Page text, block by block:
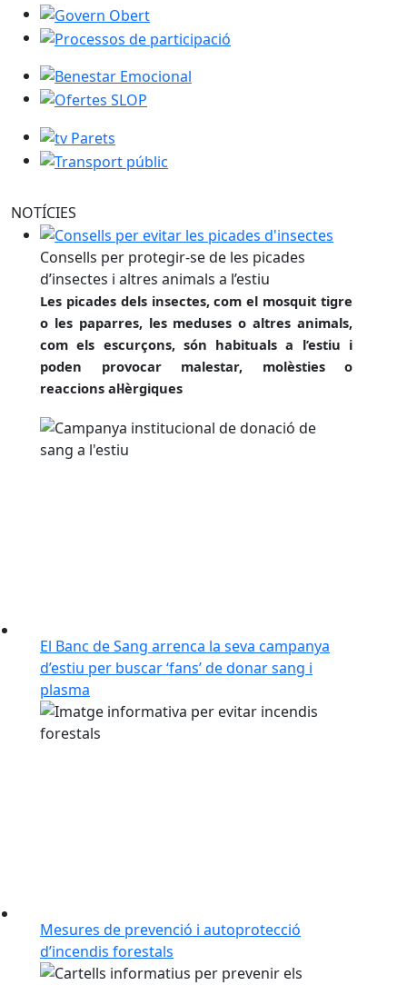
Govern Obert
Processos de participació
Benestar Emocional
Ofertes SLOP
tv Parets
Transport públic
NOTÍCIES
Consells per protegir-se de les picades d’insectes i
Consells per protegir-se de les picades
d’insectes i altres animals a l’estiu
Les picades dels insectes, com el mosquit tigre
o les paparres, les meduses o altres animals,
com els escurçons, són habituals a l’estiu i
poden provocar malestar, molèsties o
reaccions al·lèrgiques
El Banc de Sang arrenca la seva campanya
d’estiu per buscar ‘fans’ de donar sang i
plasma
Mesures de prevenció i autoprotecció
d’incendis forestals